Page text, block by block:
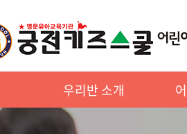
우리반 소개